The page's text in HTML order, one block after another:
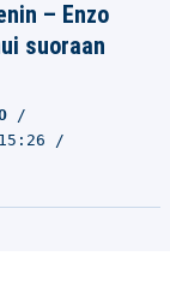
– Enzo
suoraan